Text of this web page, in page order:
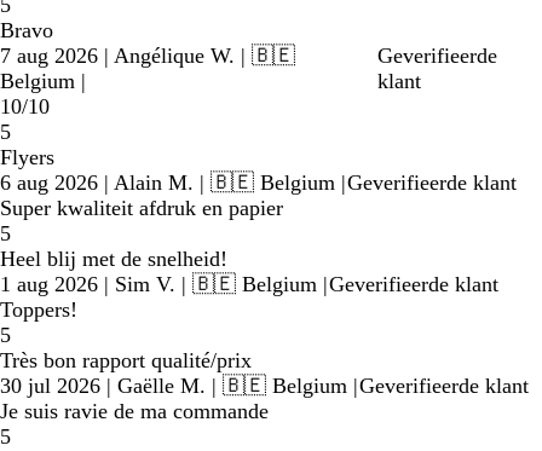
5
Bravo
7 aug 2026 | Angélique W. | 🇧🇪
Belgium |
Geverifieerde
klant
10/10
5
Flyers
6 aug 2026 | Alain M. | 🇧🇪 Belgium |Geverifieerde klant
Super kwaliteit afdruk en papier
5
Heel blij met de snelheid!
1 aug 2026 | Sim V. | 🇧🇪 Belgium |Geverifieerde klant
Toppers!
5
Très bon rapport qualité/prix
30 jul 2026 | Gaëlle M. | 🇧🇪 Belgium |Geverifieerde klant
Je suis ravie de ma commande
5